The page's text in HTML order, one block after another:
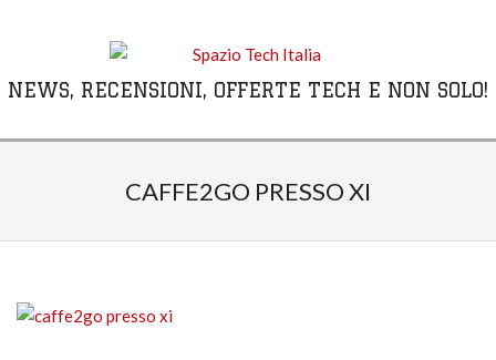
NEWS, RECENSIONI, OFFERTE TECH E NON SOLO!
CAFFE2GO PRESSO XI